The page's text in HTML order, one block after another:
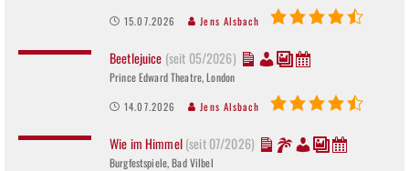
15.07.2026 Jens Alsbach
Beetlejuice (seit 05/2026)
Prince Edward Theatre, London
14.07.2026 Jens Alsbach
Wie im Himmel(seit 07/2026)
Burgfestspiele, Bad Vilbel